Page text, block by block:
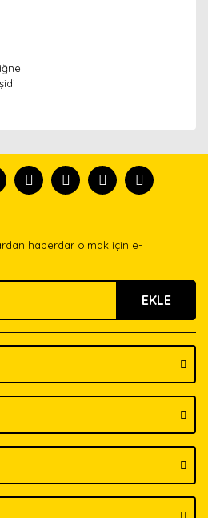
tanısın.
iletebilirsiniz.
teşekkür ederiz.
bilgiler bulunuyor.
bulunuyor.
daha pahalı.
olmalı.
haberdar olmak için e-
EKLE